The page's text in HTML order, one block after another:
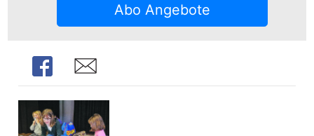
Abo Angebote
Share Share